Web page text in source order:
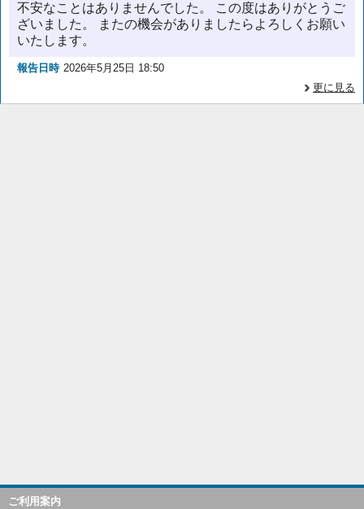
不安なことはありませんでした。 この度はありがとうご
ざいました。 またの機会がありましたらよろしくお願い
いたします。
報告日時 2026年5月25日 18:50
更に見る
ご利用案内